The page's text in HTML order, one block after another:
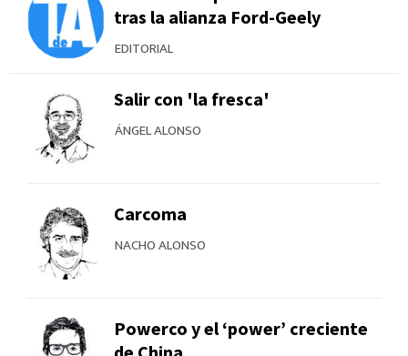
tras la alianza Ford-Geely
EDITORIAL
Salir con 'la fresca'
ÁNGEL ALONSO
Carcoma
NACHO ALONSO
Powerco y el ‘power’ creciente